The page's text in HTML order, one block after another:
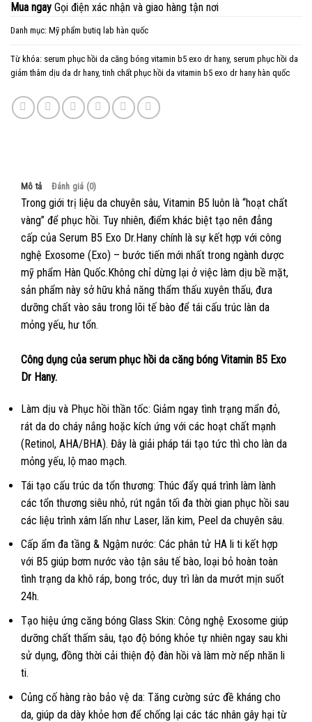
Mua ngay Gọi điện xác nhận và giao hàng tận nơi
Danh mục: Mỹ phẩm butiq lab hàn quốc
Từ khóa: serum phục hồi da căng bóng vitamin b5 exo dr hany, serum phục hồi da
giảm thâm dịu da dr hany,tinh chất phục hồi da vitamin b5 exo dr hany hàn quốc
Mô tả Đánh giá (0)
Trong giới trị liệu da chuyên sâu, Vitamin B5 luôn là “hoạt chất
vàng” để phục hồi. Tuy nhiên, điểm khác biệt tạo nên đẳng
cấp của Serum B5 Exo Dr.Hany chính là sự kết hợp với công
nghệ Exosome (Exo) – bước tiến mới nhất trong ngành dược
mỹ phẩm Hàn Quốc.Không chỉ dừng lại ở việc làm dịu bề mặt,
sản phẩm này sở hữu khả năng thẩm thấu xuyên thấu, đưa
dưỡng chất vào sâu trong lõi tế bào để tái cấu trúc làn da
mỏng yếu, hư tổn.
Công dụng của serum phục hồi da căng bóng Vitamin B5 Exo
Dr Hany.
Làm dịu và Phục hồi thần tốc: Giảm ngay tình trạng mẩn đỏ,
rát da do cháy nắng hoặc kích ứng với các hoạt chất mạnh
(Retinol, AHA/BHA). Đây là giải pháp tái tạo tức thì cho làn da
mỏng yếu, lộ mao mạch.
Tái tạo cấu trúc da tổn thương: Thúc đẩy quá trình làm lành
các tổn thương siêu nhỏ, rút ngắn tối đa thời gian phục hồi sau
các liệu trình xâm lấn như Laser, lăn kim, Peel da chuyên sâu.
Cấp ẩm đa tầng & Ngậm nước: Các phân tử HA li ti kết hợp
với B5 giúp bơm nước vào tận sâu tế bào, loại bỏ hoàn toàn
tình trạng da khô ráp, bong tróc, duy trì làn da mướt mịn suốt
24h.
Tạo hiệu ứng căng bóng Glass Skin: Công nghệ Exosome giúp
dưỡng chất thấm sâu, tạo độ bóng khỏe tự nhiên ngay sau khi
sử dụng, đồng thời cải thiện độ đàn hồi và làm mờ nếp nhăn li
ti.
Củng cố hàng rào bảo vệ da: Tăng cường sức đề kháng cho
da, giúp da dày khỏe hơn để chống lại các tác nhân gây hại từ